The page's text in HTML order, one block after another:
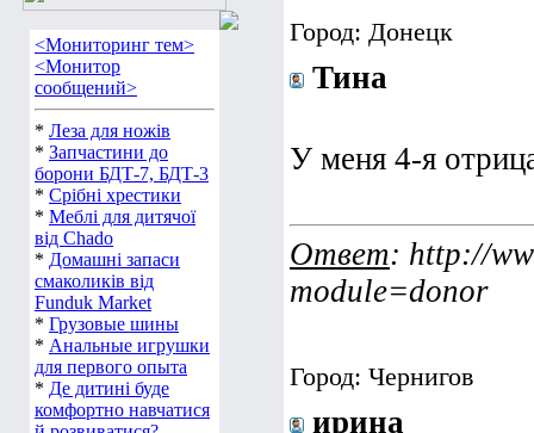
<Мониторинг тем>
<Монитор
сообщений>
* Леза для ножів
* Запчастини до
борони БДТ-7, БДТ-3
* Срібні хрестики
* Меблі для дитячої
від Chado
* Домашні запаси
смаколиків від
Funduk Market
* Грузовые шины
* Анальные игрушки
для первого опыта
* Де дитині буде
комфортно навчатися
Город: Донецк
Тина
У меня 4-я
Ответ: http://
module=donor
Город: Чернигов
ирина